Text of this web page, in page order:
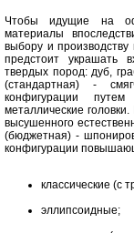
Чтобы идущие на
материалы
выбору и
предстоит украшать
твердых пород: дуб,
(стандартная) -
конфигурации
металлические
высушенного
(бюджетная) -
конфигурации
классические (с
эллипсоидные;